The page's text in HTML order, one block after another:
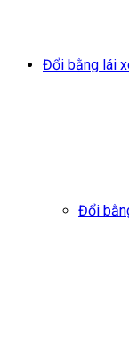
Đổi bằng lái
Đổi